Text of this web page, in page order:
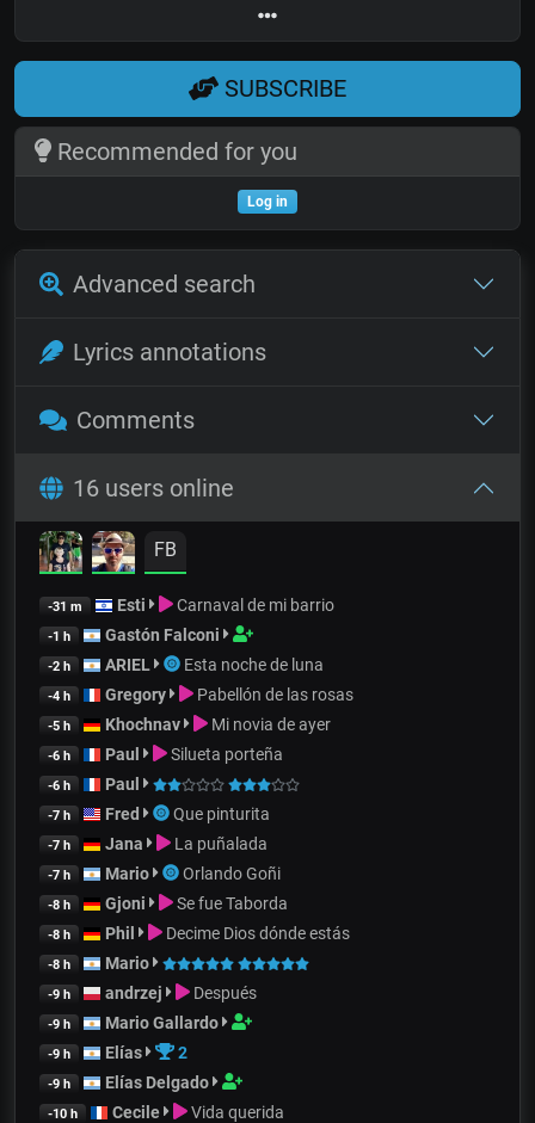
SUBSCRIBE
Recommended for you
Log in
Advanced search
Lyrics annotations
Comments
16 users online
FB
-31 m Esti Carnaval de mi barrio
-1 h Gastón Falconi
-2 h ARIEL Esta noche de luna
-4 h Gregory Pabellón de las rosas
-5 h Khochnav Mi novia de ayer
-6 h Paul Silueta porteña
-6 h Paul
-7 h Fred Que pinturita
-7 h Jana La puñalada
-7 h Mario Orlando Goñi
-8 h Gjoni Se fue Taborda
-8 h Phil Decime Dios dónde estás
-8 h Mario
-9 h andrzej Después
-9 h Mario Gallardo
-9 h Elías 2
-9 h Elías Delgado
-10 h Cecile Vida querida